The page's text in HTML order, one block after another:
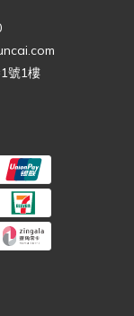
號1樓